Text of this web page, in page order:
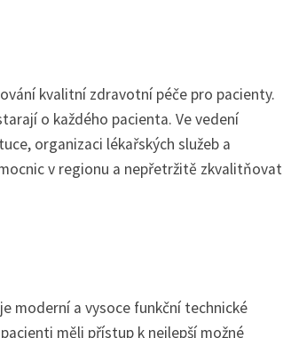
kvalitní zdravotní péče pro pacienty.
o každého pacienta. Ve vedení
organizaci lékařských služeb a
v regionu a nepřetržitě zkvalitňovat
moderní a vysoce funkční technické
měli přístup k nejlepší možné